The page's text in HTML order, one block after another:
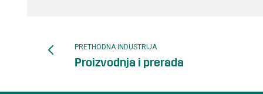
PRETHODNA INDUSTRIJA
Proizvodnja i prerada